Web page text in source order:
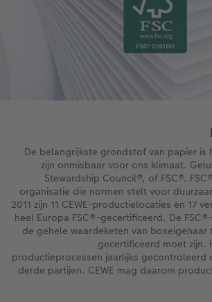
De belangrijkste grondstof van papier is
zijn onmisbaar voor ons klimaat.
Stewardship Council®, of FSC®.
organisatie die normen stelt voor
2011 zijn 11 CEWE-productielocaties en 17
heel Europa FSC®-gecertificeerd. De
de gehele waardeketen van
gecertificeerd moet zijn.
productieprocessen jaarlijks gecontroleerd
derde partijen. CEWE mag daarom